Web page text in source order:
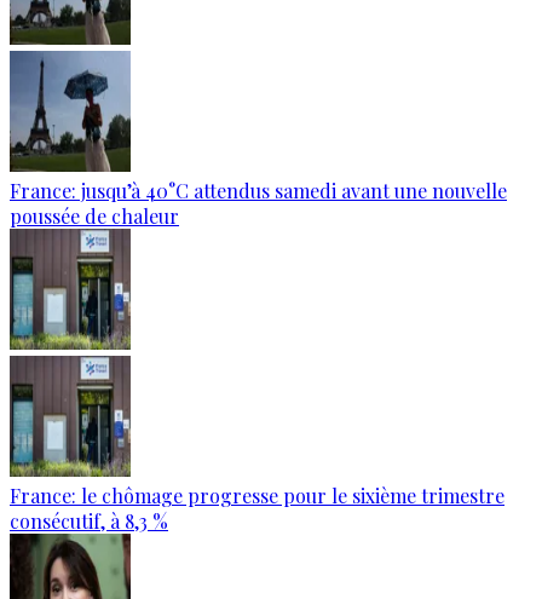
France: jusqu’à 40°C attendus samedi avant une nouvelle
poussée de chaleur
France: le chômage progresse pour le sixième trimestre
consécutif, à 8,3 %